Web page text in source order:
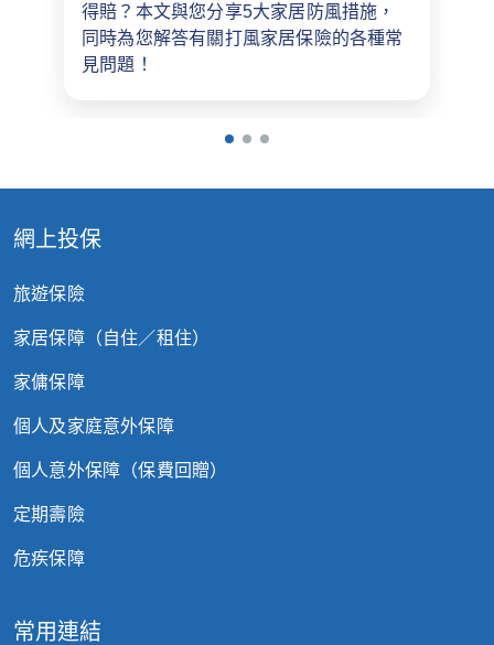
得賠？本文與您分享5大家居防風措施，
同時為您解答有關打風家居保險的各種常
見問題！
網上投保
旅遊保險
家居保障（自住／租住）
家傭保障
個人及家庭意外保障
個人意外保障（保費回贈）
定期壽險
危疾保障
常用連結